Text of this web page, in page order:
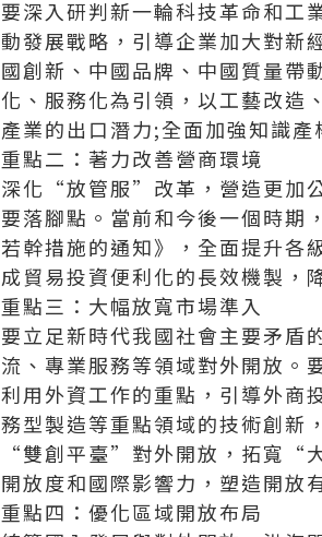
要深入研判新一輪科技革命和工
動發展戰略，引導企業加大對新
國創新、中國品牌、中國質量帶
化、服務化為引領，以工藝改造
產業的出口潛力;全面加強知識
重點二：著力改善營商環境
深化“放管服”改革，營造更加
要落腳點。當前和今後一個時期
若幹措施的通知》，全面提升各
成貿易投資便利化的長效機製，
重點三：大幅放寬市場準入
要立足新時代我國社會主要矛盾
流、專業服務等領域對外開放。
利用外資工作的重點，引導外商
務型製造等重點領域的技術創新
“雙創平臺”對外開放，拓寬“
開放度和國際影響力，塑造開放
重點四：優化區域開放布局